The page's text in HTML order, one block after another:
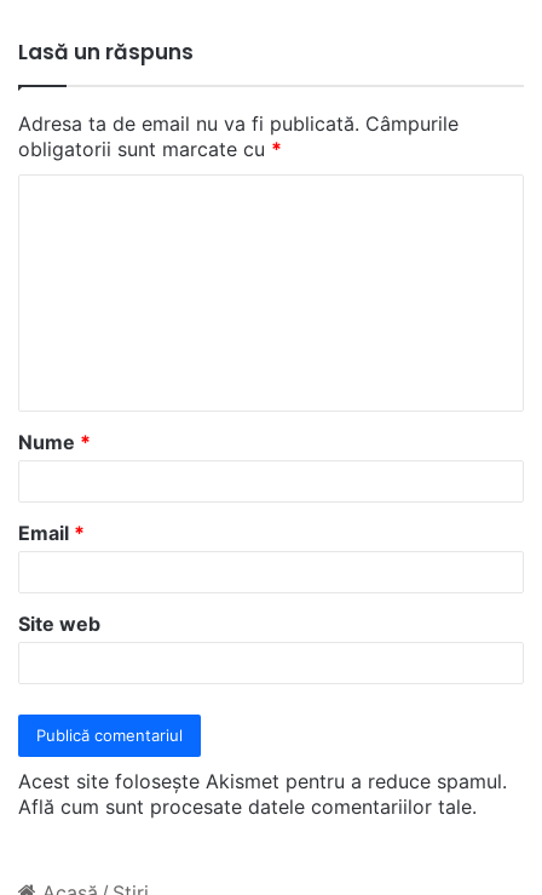
Lasă un răspuns
Adresa ta de email nu va fi publicată. Câmpurile
obligatorii sunt marcate cu *
a
r
*
Nume *
Email *
Site web
Acest site folosește Akismet pentru a reduce spamul.
Află cum sunt procesate datele comentariilor tale.